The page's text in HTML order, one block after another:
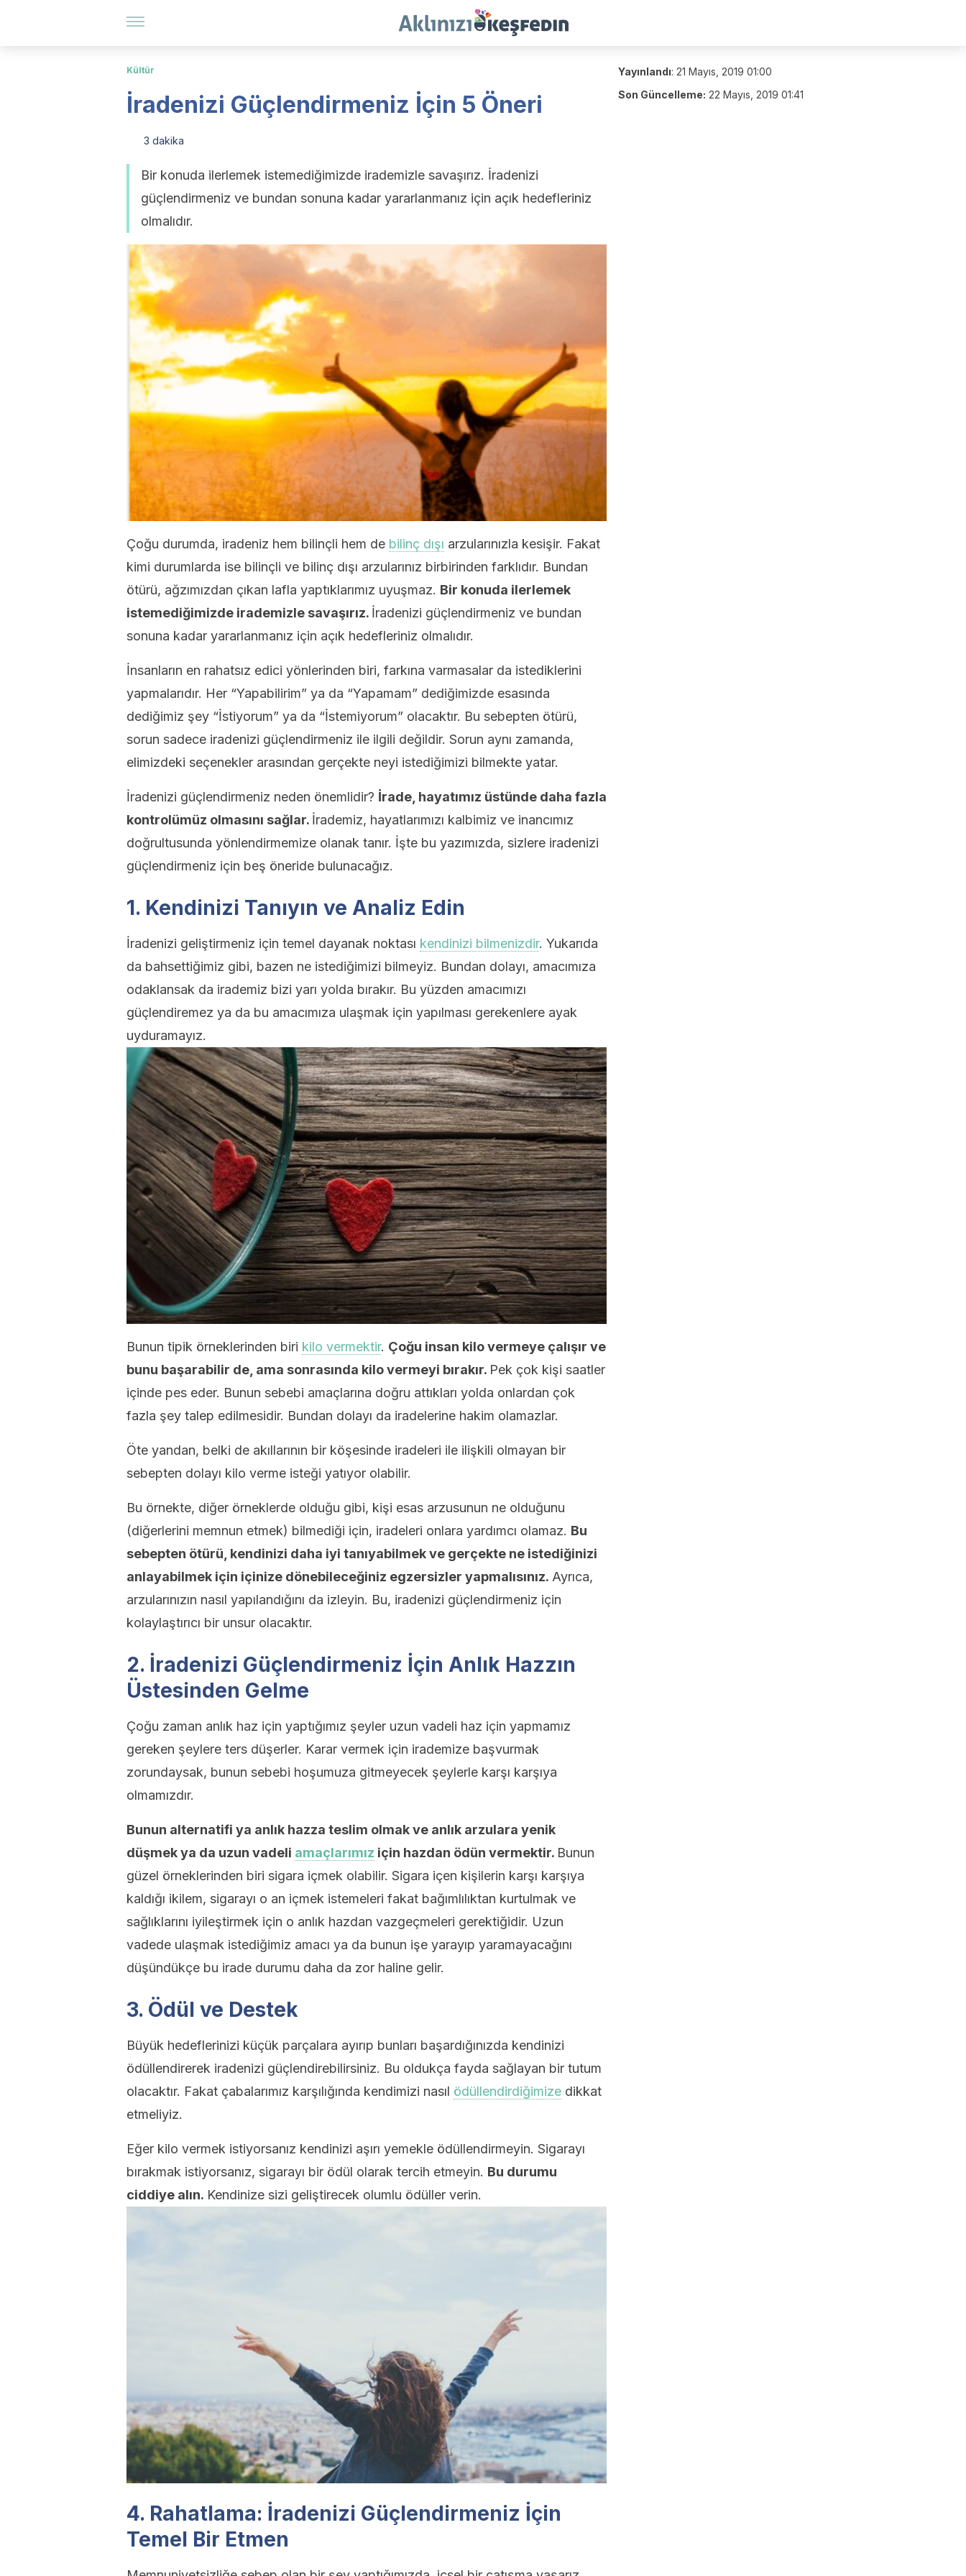
Kültür
İradenizi Güçlendirmeniz İçin 5 Öneri
3 dakika
Bir konuda ilerlemek istemediğimizde irademizle savaşırız. İradenizi
güçlendirmeniz ve bundan sonuna kadar yararlanmanız için açık hedefleriniz
olmalıdır.
Çoğu durumda, iradeniz hem bilinçli hem de bilinç dışı arzularınızla kesişir. Fakat
kimi durumlarda ise bilinçli ve bilinç dışı arzularınız birbirinden farklıdır. Bundan
ötürü, ağzımızdan çıkan lafla yaptıklarımız uyuşmaz. Bir konuda ilerlemek
istemediğimizde irademizle savaşırız. İradenizi güçlendirmeniz ve bundan
sonuna kadar yararlanmanız için açık hedefleriniz olmalıdır.
İnsanların en rahatsız edici yönlerinden biri, farkına varmasalar da istediklerini
yapmalarıdır. Her “Yapabilirim” ya da “Yapamam” dediğimizde esasında
dediğimiz şey “İstiyorum” ya da “İstemiyorum” olacaktır. Bu sebepten ötürü,
sorun sadece iradenizi güçlendirmeniz ile ilgili değildir. Sorun aynı zamanda,
elimizdeki seçenekler arasından gerçekte neyi istediğimizi bilmekte yatar.
İradenizi güçlendirmeniz neden önemlidir? İrade, hayatımız üstünde daha fazla
kontrolümüz olmasını sağlar. İrademiz, hayatlarımızı kalbimiz ve inancımız
doğrultusunda yönlendirmemize olanak tanır. İşte bu yazımızda, sizlere iradenizi
güçlendirmeniz için beş öneride bulunacağız.
1. Kendinizi Tanıyın ve Analiz Edin
İradenizi geliştirmeniz için temel dayanak noktası kendinizi bilmenizdir. Yukarıda
da bahsettiğimiz gibi, bazen ne istediğimizi bilmeyiz. Bundan dolayı, amacımıza
odaklansak da irademiz bizi yarı yolda bırakır. Bu yüzden amacımızı
güçlendiremez ya da bu amacımıza ulaşmak için yapılması gerekenlere ayak
uyduramayız.
Bunun tipik örneklerinden biri kilo vermektir. Çoğu insan kilo vermeye çalışır ve
bunu başarabilir de, ama sonrasında kilo vermeyi bırakır. Pek çok kişi saatler
içinde pes eder. Bunun sebebi amaçlarına doğru attıkları yolda onlardan çok
fazla şey talep edilmesidir. Bundan dolayı da iradelerine hakim olamazlar.
Öte yandan, belki de akıllarının bir köşesinde iradeleri ile ilişkili olmayan bir
sebepten dolayı kilo verme isteği yatıyor olabilir.
Bu örnekte, diğer örneklerde olduğu gibi, kişi esas arzusunun ne olduğunu
(diğerlerini memnun etmek) bilmediği için, iradeleri onlara yardımcı olamaz. Bu
sebepten ötürü, kendinizi daha iyi tanıyabilmek ve gerçekte ne istediğinizi
anlayabilmek için içinize dönebileceğiniz egzersizler yapmalısınız. Ayrıca,
arzularınızın nasıl yapılandığını da izleyin. Bu, iradenizi güçlendirmeniz için
kolaylaştırıcı bir unsur olacaktır.
2. İradenizi Güçlendirmeniz İçin Anlık Hazzın
Üstesinden Gelme
Çoğu zaman anlık haz için yaptığımız şeyler uzun vadeli haz için yapmamız
gereken şeylere ters düşerler. Karar vermek için irademize başvurmak
zorundaysak, bunun sebebi hoşumuza gitmeyecek şeylerle karşı karşıya
olmamızdır.
Bunun alternatifi ya anlık hazza teslim olmak ve anlık arzulara yenik
düşmek ya da uzun vadeli amaçlarımız için hazdan ödün vermektir. Bunun
güzel örneklerinden biri sigara içmek olabilir. Sigara içen kişilerin karşı karşıya
kaldığı ikilem, sigarayı o an içmek istemeleri fakat bağımlılıktan kurtulmak ve
sağlıklarını iyileştirmek için o anlık hazdan vazgeçmeleri gerektiğidir. Uzun
vadede ulaşmak istediğimiz amacı ya da bunun işe yarayıp yaramayacağını
düşündükçe bu irade durumu daha da zor haline gelir.
3. Ödül ve Destek
Büyük hedeflerinizi küçük parçalara ayırıp bunları başardığınızda kendinizi
ödüllendirerek iradenizi güçlendirebilirsiniz. Bu oldukça fayda sağlayan bir tutum
olacaktır. Fakat çabalarımız karşılığında kendimizi nasıl ödüllendirdiğimize dikkat
etmeliyiz.
Eğer kilo vermek istiyorsanız kendinizi aşırı yemekle ödüllendirmeyin. Sigarayı
bırakmak istiyorsanız, sigarayı bir ödül olarak tercih etmeyin. Bu durumu
ciddiye alın. Kendinize sizi geliştirecek olumlu ödüller verin.
4. Rahatlama: İradenizi Güçlendirmeniz İçin
Temel Bir Etmen
Yayınlandı: 21 Mayıs, 2019 01:00
Son Güncelleme: 22 Mayıs, 2019 01:41